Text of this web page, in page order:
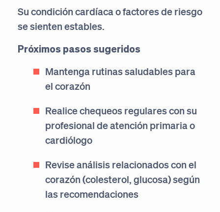
Su condición cardíaca o factores de riesgo
se sienten estables.
Próximos pasos sugeridos
Mantenga rutinas saludables para
el corazón
Realice chequeos regulares con su
profesional de atención primaria o
cardiólogo
Revise análisis relacionados con el
corazón (colesterol, glucosa) según
las recomendaciones